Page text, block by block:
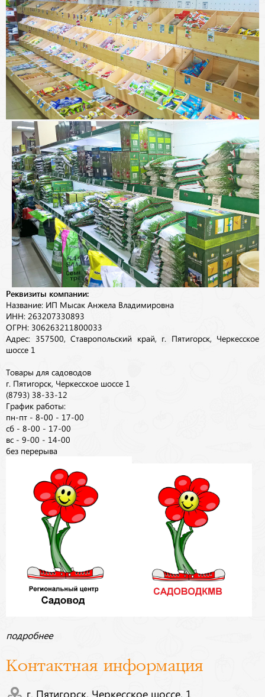
Реквизиты компании:
Название: ИП Мысак Анжела Владимировна
ИНН: 263207330893
ОГРН: 306263211800033
Адрес: 357500, Ставропольский край, г. Пятигорск, Черкесское
шоссе 1
Товары для садоводов
г. Пятигорск, Черкесское шоссе 1
(8793) 38-33-12
График работы:
пн-пт - 8-00 - 17-00
сб - 8-00 - 17-00
вс - 9-00 - 14-00
без перерыва
подробнее
Контактная информация
г. Пятигорск, Черкесское шоссе, 1